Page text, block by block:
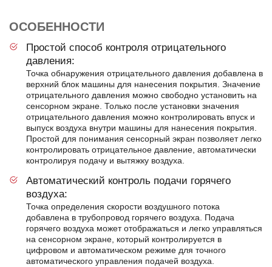
ОСОБЕННОСТИ
Простой способ контроля отрицательного
давления:
Точка обнаружения отрицательного давления добавлена в
верхний блок машины для нанесения покрытия. Значение
отрицательного давления можно свободно установить на
сенсорном экране. Только после установки значения
отрицательного давления можно контролировать впуск и
выпуск воздуха внутри машины для нанесения покрытия.
Простой для понимания сенсорный экран позволяет легко
контролировать отрицательное давление, автоматически
контролируя подачу и вытяжку воздуха.
Автоматический контроль подачи горячего
воздуха:
Точка определения скорости воздушного потока
добавлена в трубопровод горячего воздуха. Подача
горячего воздуха может отображаться и легко управляться
на сенсорном экране, который контролируется в
цифровом и автоматическом режиме для точного
автоматического управления подачей воздуха.